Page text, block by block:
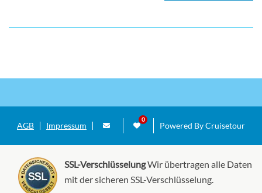
Voyager Single Cabin -[VH]
Deck 2
AGB Impressum Powered By Cruisetour
SSL-VerschlüsselungWir übertragen alle Daten
mit der sicheren SSL-Verschlüsselung.